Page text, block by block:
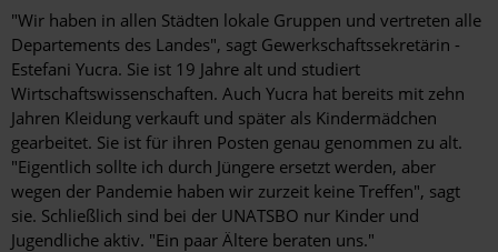
"Wir haben in allen Städten lokale Gruppen und vertreten alle
Departements des Landes", sagt Gewerkschaftssekretärin ­
Estefani Yucra. Sie ist 19 Jahre alt und studiert
Wirtschaftswissenschaften. Auch Yucra hat bereits mit zehn
Jahren Kleidung verkauft und später als Kindermädchen
gearbeitet. Sie ist für ihren Posten genau genommen zu alt.
"Eigentlich sollte ich durch Jüngere ersetzt werden, aber
wegen der Pandemie haben wir zurzeit keine Treffen", sagt
sie. Schließlich sind bei der UNATSBO nur Kinder und
Jugendliche aktiv. "Ein paar Ältere beraten uns."